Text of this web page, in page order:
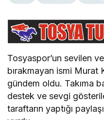
Tosyaspor’un sevilen ve
bırakmayan ismi Murat
gündem oldu. Takıma
destek ve sevgi
taraftarın yaptığı